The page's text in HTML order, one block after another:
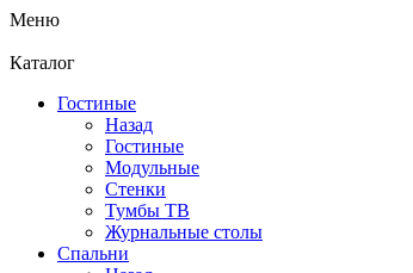
Меню
Каталог
Гостиные
Назад
Гостиные
Модульные
Стенки
Тумбы ТВ
Журнальные столы
Спальни